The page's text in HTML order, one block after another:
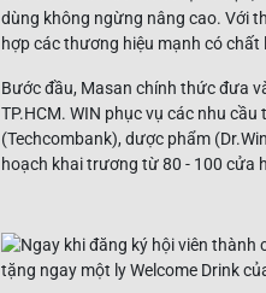
dùng không ngừng nâng cao. Với
hợp các thương hiệu mạnh có
Bước đầu, Masan chính thức đưa
TP.HCM. WIN phục vụ các nhu
(Techcombank), dược phẩm
hoạch khai trương từ 80 - 100 cửa